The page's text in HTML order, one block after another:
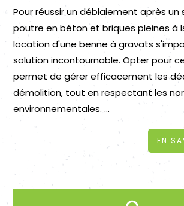
Pour réussir un déblaiement après un
poutre en béton et briques pleines à
location d'une benne à gravats
solution incontournable. Opter pour
permet de gérer efficacement les
démolition, tout en respectant les
environnementales. ...
EN